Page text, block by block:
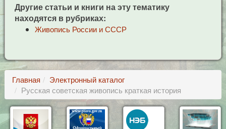
Другие статьи и книги на эту тематику
находятся в рубриках:
Живопись России и СССР
Главная
Электронный каталог
Русская советская живопись краткая история